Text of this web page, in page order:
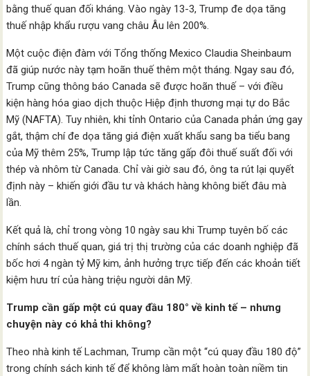
bằng thuế quan đối kháng. Vào ngày 13-3, Trump đe dọa tăng
thuế nhập khẩu rượu vang châu Âu lên 200%.
Một cuộc điện đàm với Tổng thống Mexico Claudia Sheinbaum
đã giúp nước này tạm hoãn thuế thêm một tháng. Ngay sau đó,
Trump cũng thông báo Canada sẽ được hoãn thuế – với điều
kiện hàng hóa giao dịch thuộc Hiệp định thương mại tự do Bắc
Mỹ (NAFTA). Tuy nhiên, khi tỉnh Ontario của Canada phản ứng gay
gắt, thậm chí đe dọa tăng giá điện xuất khẩu sang ba tiểu bang
của Mỹ thêm 25%, Trump lập tức tăng gấp đôi thuế suất đối với
thép và nhôm từ Canada. Chỉ vài giờ sau đó, ông ta rút lại quyết
định này – khiến giới đầu tư và khách hàng không biết đâu mà
lần.
Kết quả là, chỉ trong vòng 10 ngày sau khi Trump tuyên bố các
chính sách thuế quan, giá trị thị trường của các doanh nghiệp đã
bốc hơi 4 ngàn tỷ Mỹ kim, ảnh hưởng trực tiếp đến các khoản tiết
kiệm hưu trí của hàng triệu người dân Mỹ.
Trump cần gấp một cú quay đầu 180° về kinh tế – nhưng
chuyện này có khả thi không?
Theo nhà kinh tế Lachman, Trump cần một “cú quay đầu 180 độ”
trong chính sách kinh tế để không làm mất hoàn toàn niềm tin